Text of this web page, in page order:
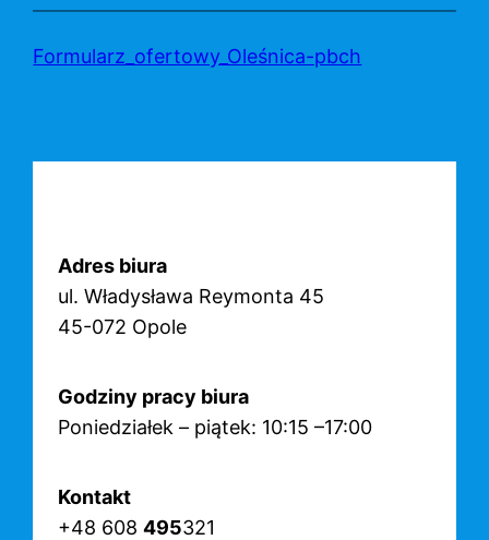
Formularz_ofertowy_Oleśnica-pbch
Adres biura
ul. Władysława Reymonta 45
45-072 Opole
Godziny pracy biura
Poniedziałek – piątek: 10:15 –17:00
Kontakt
+48 608 495321